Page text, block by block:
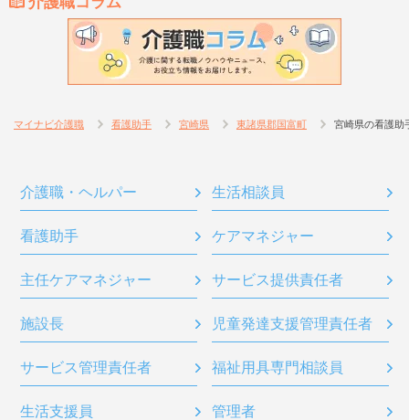
マイナビ介護職 看護助手 宮崎県 東諸県郡国富町 宮崎県の看護助
介護職・ヘルパー 生活相談員
看護助手 ケアマネジャー
主任ケアマネジャー サービス提供責任者
施設長 児童発達支援管理責任者
サービス管理責任者 福祉用具専門相談員
生活支援員 管理者